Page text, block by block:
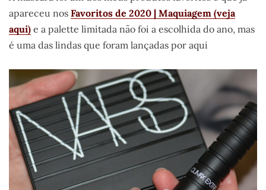
apareceu nos Favoritos de 2020 | Maquiagem (veja
aqui) e a palette limitada não foi a escolhida do ano, mas
é uma das lindas que foram lançadas por aqui